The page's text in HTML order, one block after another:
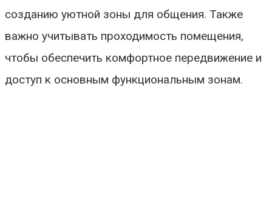
созданию уютной зоны для общения. Также
важно учитывать проходимость помещения,
чтобы обеспечить комфортное передвижение и
доступ к основным функциональным зонам.